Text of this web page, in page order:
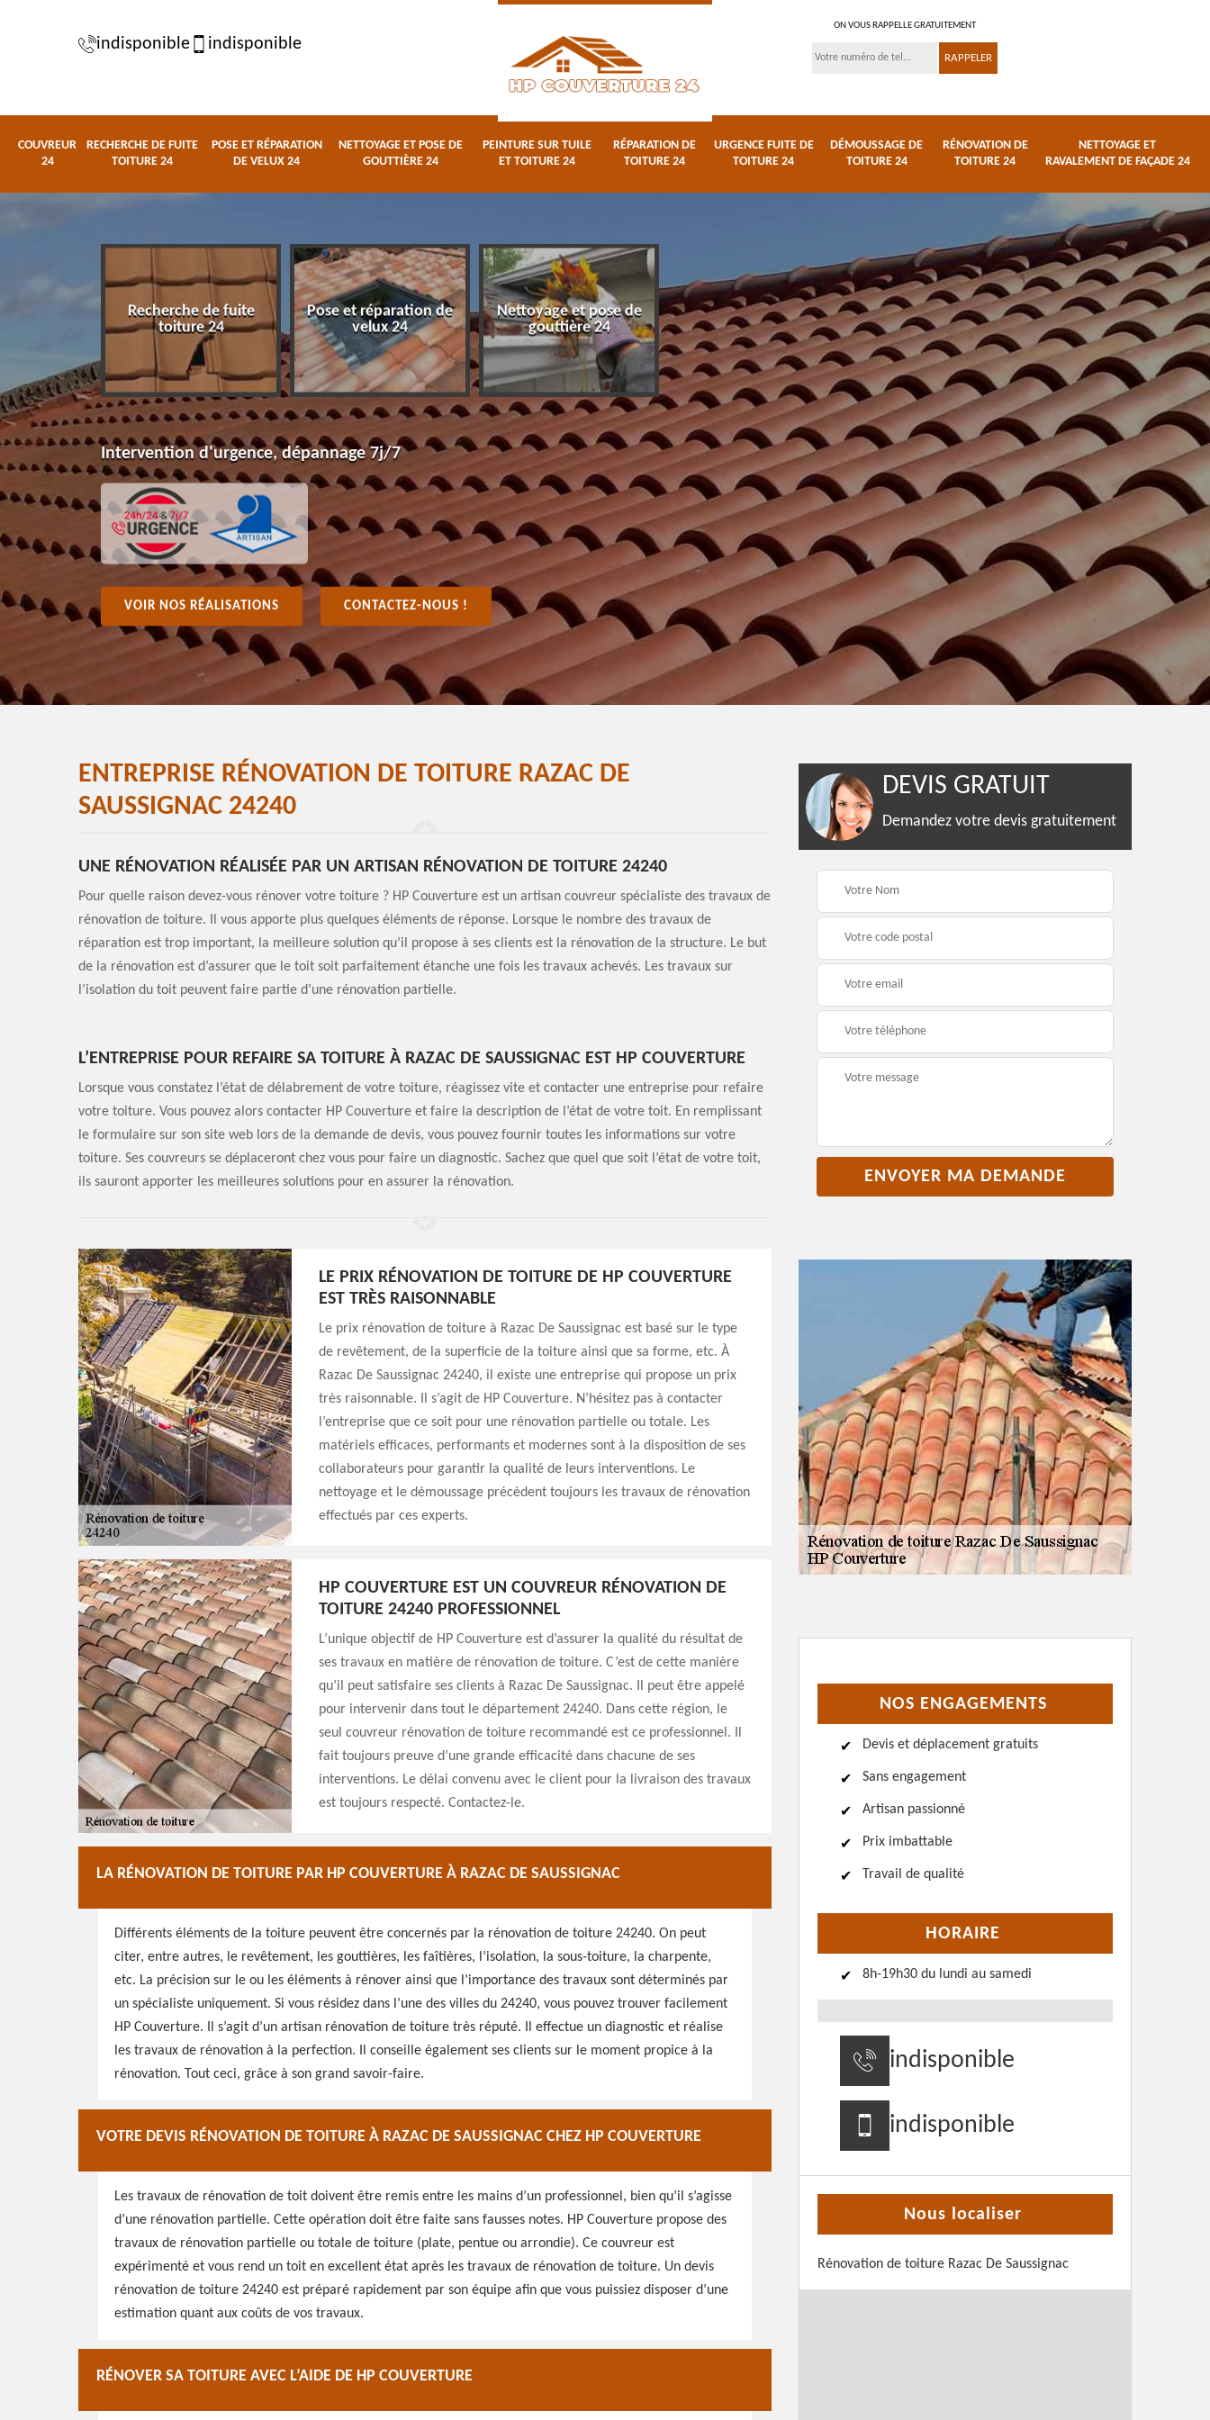
indisponible indisponible
ON VOUS RAPPELLE GRATUITEMENT
COUVREUR
24
RECHERCHE DE FUITE
TOITURE 24
POSE ET RÉPARATION
DE VELUX 24
NETTOYAGE ET POSE DE
GOUTTIÈRE 24
PEINTURE SUR TUILE
ET TOITURE 24
RÉPARATION DE
TOITURE 24
URGENCE FUITE DE
TOITURE 24
DÉMOUSSAGE DE
TOITURE 24
RÉNOVATION DE
TOITURE 24
NETTOYAGE ET
RAVALEMENT DE FAÇADE 24
Recherche de fuite
toiture 24
Pose et réparation de
velux 24
Nettoyage et pose de
gouttière 24
Peinture sur tuile et
toiture 24
Réparation de toiture
24
Urgence fuite de
toiture 24
Intervention d'urgence, dépannage 7j/7
VOIR NOS RÉALISATIONS CONTACTEZ-NOUS !
ENTREPRISE RÉNOVATION DE TOITURE RAZAC DE
SAUSSIGNAC 24240
UNE RÉNOVATION RÉALISÉE PAR UN ARTISAN RÉNOVATION DE TOITURE 24240
Pour quelle raison devez-vous rénover votre toiture ? HP Couverture est un artisan couvreur spécialiste des travaux de
rénovation de toiture. Il vous apporte plus quelques éléments de réponse. Lorsque le nombre des travaux de
réparation est trop important, la meilleure solution qu’il propose à ses clients est la rénovation de la structure. Le but
de la rénovation est d’assurer que le toit soit parfaitement étanche une fois les travaux achevés. Les travaux sur
l’isolation du toit peuvent faire partie d’une rénovation partielle.
L’ENTREPRISE POUR REFAIRE SA TOITURE À RAZAC DE SAUSSIGNAC EST HP COUVERTURE
Lorsque vous constatez l’état de délabrement de votre toiture, réagissez vite et contacter une entreprise pour refaire
votre toiture. Vous pouvez alors contacter HP Couverture et faire la description de l’état de votre toit. En remplissant
le formulaire sur son site web lors de la demande de devis, vous pouvez fournir toutes les informations sur votre
toiture. Ses couvreurs se déplaceront chez vous pour faire un diagnostic. Sachez que quel que soit l’état de votre toit,
ils sauront apporter les meilleures solutions pour en assurer la rénovation.
LE PRIX RÉNOVATION DE TOITURE DE HP COUVERTURE
EST TRÈS RAISONNABLE
Le prix rénovation de toiture à Razac De Saussignac est basé sur le type
de revêtement, de la superficie de la toiture ainsi que sa forme, etc. À
Razac De Saussignac 24240, il existe une entreprise qui propose un prix
très raisonnable. Il s’agit de HP Couverture. N’hésitez pas à contacter
l’entreprise que ce soit pour une rénovation partielle ou totale. Les
matériels efficaces, performants et modernes sont à la disposition de ses
collaborateurs pour garantir la qualité de leurs interventions. Le
nettoyage et le démoussage précèdent toujours les travaux de rénovation
effectués par ces experts.
HP COUVERTURE EST UN COUVREUR RÉNOVATION DE
TOITURE 24240 PROFESSIONNEL
L’unique objectif de HP Couverture est d’assurer la qualité du résultat de
ses travaux en matière de rénovation de toiture. C’est de cette manière
qu’il peut satisfaire ses clients à Razac De Saussignac. Il peut être appelé
pour intervenir dans tout le département 24240. Dans cette région, le
seul couvreur rénovation de toiture recommandé est ce professionnel. Il
fait toujours preuve d’une grande efficacité dans chacune de ses
interventions. Le délai convenu avec le client pour la livraison des travaux
est toujours respecté. Contactez-le.
LA RÉNOVATION DE TOITURE PAR HP COUVERTURE À RAZAC DE SAUSSIGNAC
Différents éléments de la toiture peuvent être concernés par la rénovation de toiture 24240. On peut
citer, entre autres, le revêtement, les gouttières, les faîtières, l’isolation, la sous-toiture, la charpente,
etc. La précision sur le ou les éléments à rénover ainsi que l’importance des travaux sont déterminés par
un spécialiste uniquement. Si vous résidez dans l’une des villes du 24240, vous pouvez trouver facilement
HP Couverture. Il s’agit d’un artisan rénovation de toiture très réputé. Il effectue un diagnostic et réalise
les travaux de rénovation à la perfection. Il conseille également ses clients sur le moment propice à la
rénovation. Tout ceci, grâce à son grand savoir-faire.
VOTRE DEVIS RÉNOVATION DE TOITURE À RAZAC DE SAUSSIGNAC CHEZ HP COUVERTURE
Les travaux de rénovation de toit doivent être remis entre les mains d’un professionnel, bien qu’il s’agisse
d’une rénovation partielle. Cette opération doit être faite sans fausses notes. HP Couverture propose des
travaux de rénovation partielle ou totale de toiture (plate, pentue ou arrondie). Ce couvreur est
expérimenté et vous rend un toit en excellent état après les travaux de rénovation de toiture. Un devis
rénovation de toiture 24240 est préparé rapidement par son équipe afin que vous puissiez disposer d’une
estimation quant aux coûts de vos travaux.
RÉNOVER SA TOITURE AVEC L’AIDE DE HP COUVERTURE
DEVIS GRATUIT
Demandez votre devis gratuitement
NOS ENGAGEMENTS
Devis et déplacement gratuits
Sans engagement
Artisan passionné
Prix imbattable
Travail de qualité
HORAIRE
8h-19h30 du lundi au samedi
indisponible
indisponible
Nous localiser
Rénovation de toiture Razac De Saussignac